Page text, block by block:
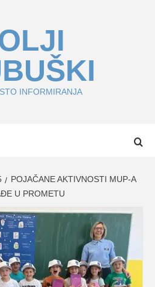
INFORMIRANJA
POJAČANE AKTIVNOSTI MUP-A
U PROMETU